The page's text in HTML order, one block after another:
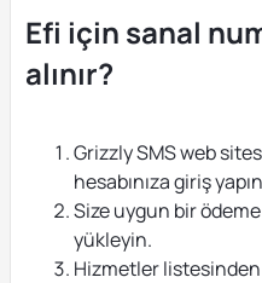
Efi için sanal
alınır?
Grizzly SMS web
hesabınıza giriş
Size uygun bir
yükleyin.
Hizmetler